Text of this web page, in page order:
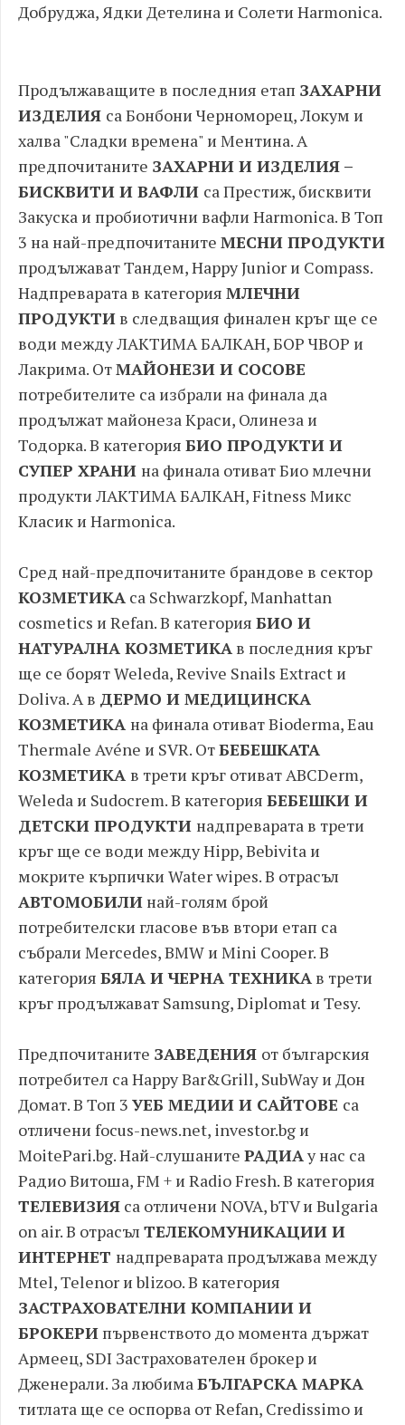
Добруджа, Ядки Детелина и Солети Harmonica.
Продължаващите в последния етап ЗАХАРНИ
ИЗДЕЛИЯ са Бонбони Черноморец, Локум и
халва "Сладки времена" и Ментина. А
предпочитаните ЗАХАРНИ И ИЗДЕЛИЯ –
БИСКВИТИ И ВАФЛИ са Престиж, бисквити
Закуска и пробиотични вафли Harmonica. В Топ
3 на най-предпочитаните МЕСНИ ПРОДУКТИ
продължават Тандем, Happy Junior и Compass.
Надпреварата в категория МЛЕЧНИ
ПРОДУКТИ в следващия финален кръг ще се
води между ЛАКТИМА БАЛКАН, БОР ЧВОР и
Лакрима. ОтМАЙОНЕЗИ И СОСОВЕ
потребителите са избрали на финала да
продължат майонеза Краси, Олинеза и
Тодорка. В категория БИО ПРОДУКТИ И
СУПЕР ХРАНИ на финала отиват Био млечни
продукти ЛАКТИМА БАЛКАН, Fitness Микс
Класик и Harmonica.
Сред най-предпочитаните брандове в сектор
КОЗМЕТИКА са Schwarzkopf, Manhattan
cosmetics и Refan. В категория БИО И
НАТУРАЛНА КОЗМЕТИКА в последния кръг
ще се борят Weleda, Revive Snails Extract и
Doliva. А в ДЕРМО И МЕДИЦИНСКА
КОЗМЕТИКА на финала отиват Bioderma, Eau
Thermale Avéne и SVR. ОтБЕБЕШКАТА
КОЗМЕТИКА в трети кръг отиват ABCDerm,
Weleda и Sudocrem. В категория БЕБЕШКИ И
ДЕТСКИ ПРОДУКТИ надпреварата в трети
кръг ще се води между Hipp, Bebivita и
мокрите кърпички Water wipes. В отрасъл
АВТОМОБИЛИ най-голям брой
потребителски гласове във втори етап са
събрали Mercedes, BMW и Mini Cooper. В
категория БЯЛА И ЧЕРНА ТЕХНИКА в трети
кръг продължават Samsung, Diplomat и Tesy.
Предпочитаните ЗАВЕДЕНИЯ от българския
потребител са Happy Bar&Grill, SubWay и Дон
Домат. В Топ 3 УЕБ МЕДИИ И САЙТОВЕ са
отличени focus-news.net, investor.bg и
MoitePari.bg. Най-слушаните РАДИАу нас са
Радио Витоша, FM + и Radio Fresh. В категория
ТЕЛЕВИЗИЯ са отличени NOVA, bTV и Bulgaria
on air. В отрасъл ТЕЛЕКОМУНИКАЦИИ И
ИНТЕРНЕТ надпреварата продължава между
Mtel, Telenor и blizoo. В категория
ЗАСТРАХОВАТЕЛНИ КОМПАНИИ И
БРОКЕРИ първенството до момента държат
Армеец, SDI Застрахователен брокер и
Дженерали. За любимаБЪЛГАРСКА МАРКА
титлата ще се оспорва от Refan, Credissimo и